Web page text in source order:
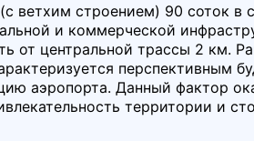
ветхим строением) 90 соток
и коммерческой
от центральной трассы 2 км.
перспективным
аэропорта. Данный фактор
территории и